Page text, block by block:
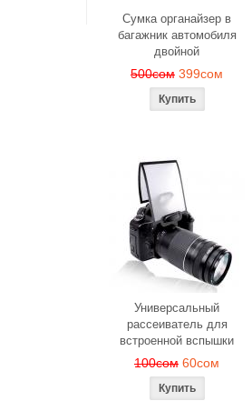
Сумка органайзер в
багажник автомобиля
двойной
500сом 399сом
Универсальный
рассеиватель для
встроенной вспышки
100сом 60сом